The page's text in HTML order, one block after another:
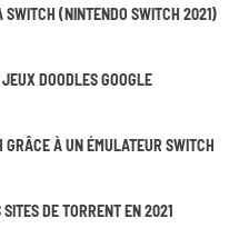
(NINTENDO SWITCH 2021)
DOODLES GOOGLE
À UN ÉMULATEUR SWITCH
DE TORRENT EN 2021